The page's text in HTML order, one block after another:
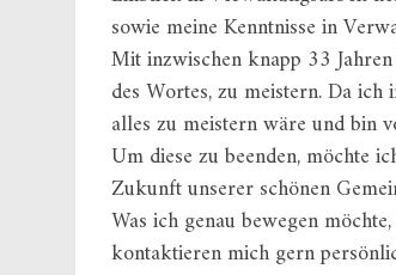
sowie meine Kenntnisse in
Mit inzwischen knapp 33
des Wortes, zu meistern. Da
alles zu meistern wäre und bin
Um diese zu beenden, möchte
Zukunft unserer schönen
Was ich genau bewegen
kontaktieren mich gern